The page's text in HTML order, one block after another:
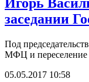
Игорь
заседании
Под
МФЦ и переселение
05.05.2017 10:58